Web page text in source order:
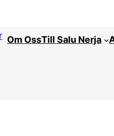
Om OssTill Salu Nerja